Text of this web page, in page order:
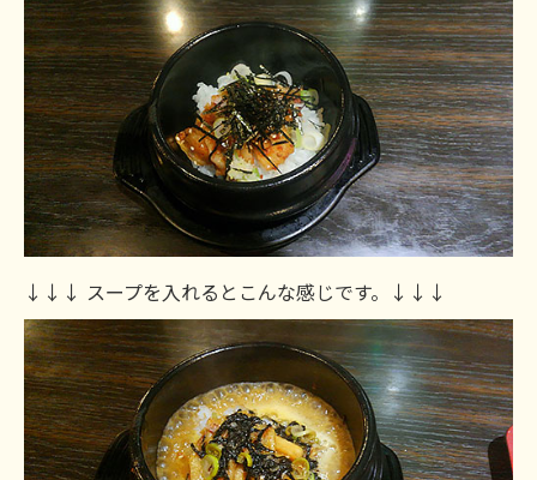
↓↓↓ スープを入れるとこんな感じです。↓↓↓